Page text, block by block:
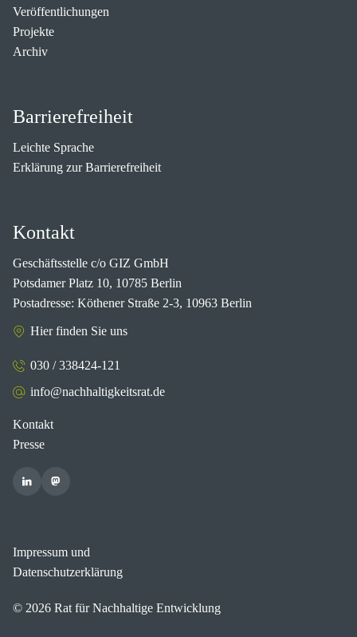
Veröffentlichungen
Projekte
Archiv
Barrierefreiheit
Leichte Sprache
Erklärung zur Barrierefreiheit
Kontakt
Geschäftsstelle c/o GIZ GmbH
Potsdamer Platz 10, 10785 Berlin
Postadresse: Köthener Straße 2-3, 10963 Berlin
Hier finden Sie uns
030 / 338424-121
info@nachhaltigkeitsrat.de
Kontakt
Presse
Impressum und
Datenschutzerklärung
© 2026 Rat für Nachhaltige Entwicklung